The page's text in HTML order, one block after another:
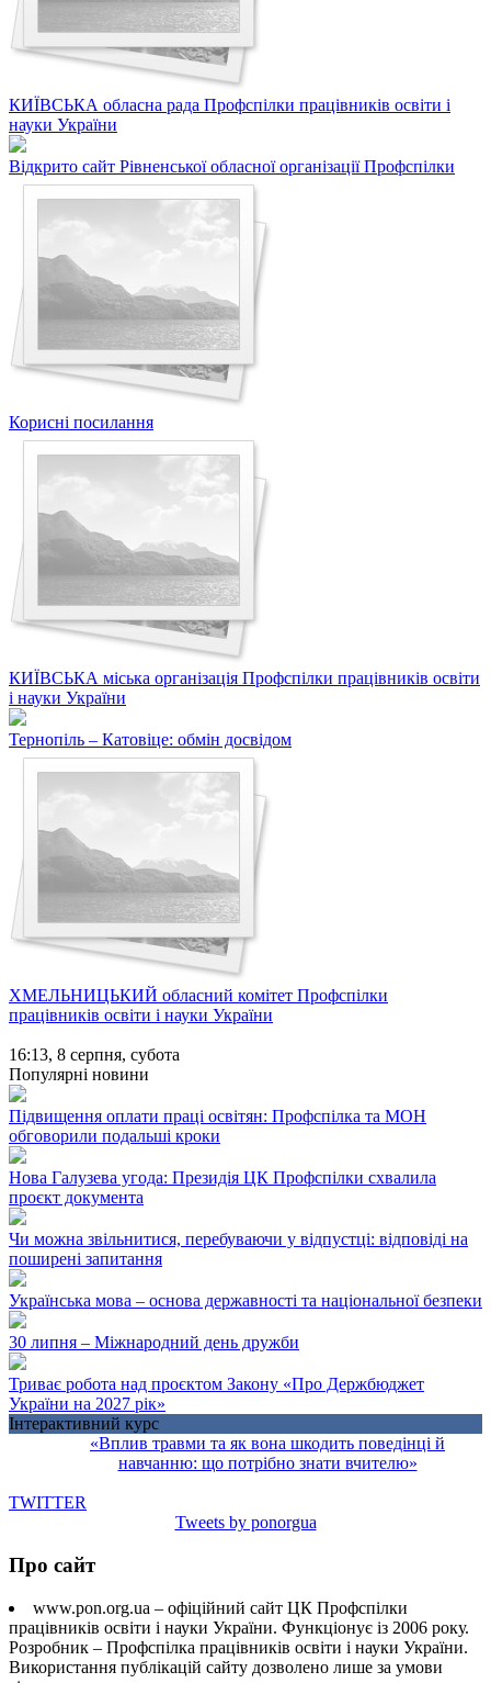
КИЇВСЬКА обласна рада Профспілки працівників освіти і
науки України
Відкрито сайт Рівненської обласної організації Профспілки
Корисні посилання
КИЇВСЬКА міська організація Профспілки працівників освіти
і науки України
Тернопіль – Катовіце: обмін досвідом
ХМЕЛЬНИЦЬКИЙ обласний комітет Профспілки
працівників освіти і науки України
16:13, 8 серпня, субота
Популярні новини
Підвищення оплати праці освітян: Профспілка та МОН
обговорили подальші кроки
Нова Галузева угода: Президія ЦК Профспілки схвалила
проєкт документа
Чи можна звільнитися, перебуваючи у відпустці: відповіді на
поширені запитання
Українська мова – основа державності та національної безпеки
30 липня – Міжнародний день дружби
Триває робота над проєктом Закону «Про Держбюджет
України на 2027 рік»
Інтерактивний курс
«Вплив травми та як вона шкодить поведінці й
навчанню: що потрібно знати вчителю»
TWITTER
Tweets by ponorgua
Про сайт
www.pon.org.ua – офіційний сайт ЦК Профспілки
працівників освіти і науки України. Функціонує із 2006 року.
Розробник – Профспілка працівників освіти і науки України.
Використання публікацій сайту дозволено лише за умови